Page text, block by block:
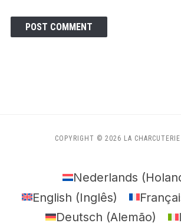
COPYRIGHT © 2026 LA
Nederlands (
English (Inglês)
Deutsch (Alemão)